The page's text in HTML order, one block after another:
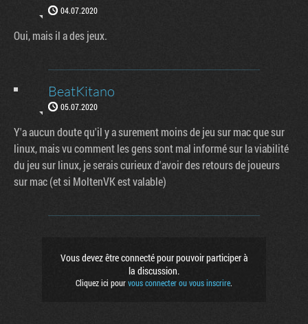
04.07.2020
Oui, mais il a des jeux.
BeatKitano
05.07.2020
Y'a aucun doute qu'il y a surement moins de jeu sur mac que sur
linux, mais vu comment les gens sont mal informé sur la viabilité
du jeu sur linux, je serais curieux d'avoir des retours de joueurs
sur mac (et si MoltenVK est valable)
Vous devez être connecté pour pouvoir participer à
la discussion.
Cliquez ici pourvous connecter ou vous inscrire.